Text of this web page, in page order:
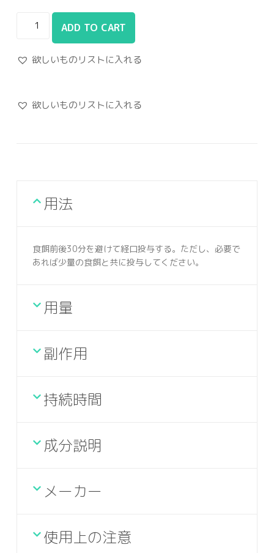
ADD TO CART
欲しいものリストに入れる
欲しいものリストに入れる
用法
食餌前後30分を避けて経口投与する。ただし、必要で
あれば少量の食餌と共に投与してください。
用量
副作用
持続時間
成分説明
メーカー
使用上の注意